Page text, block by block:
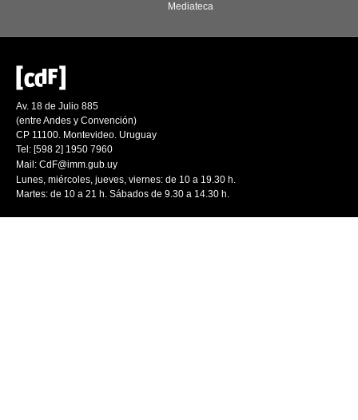
Mediateca
Av. 18 de Julio 885
(entre Andes y Convención)
CP 11100. Montevideo. Uruguay
Tel: [598 2] 1950 7960
Mail: CdF@imm.gub.uy
Lunes, miércoles, jueves, viernes: de 10 a 19.30 h.
Martes: de 10 a 21 h. Sábados de 9.30 a 14.30 h.